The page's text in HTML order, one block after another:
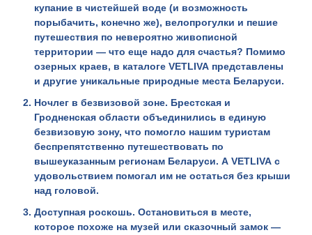
купание в чистейшей воде (и возможность
порыбачить, конечно же), велопрогулки и пешие
путешествия по невероятно живописной
территории — что еще надо для счастья? Помимо
озерных краев, в каталогеVETLIVA представлены
и другие уникальные природные места Беларуси.
Ночлег в безвизовой зоне. Брестская и
Гродненская области объединились в единую
безвизовую зону, что помогло нашим туристам
беспрепятственно путешествовать по
вышеуказанным регионам Беларуси. АVETLIVA с
удовольствием помогал им не остаться без крыши
над головой.
Доступная роскошь. Остановиться в месте,
которое похоже на музей или сказочный замок —